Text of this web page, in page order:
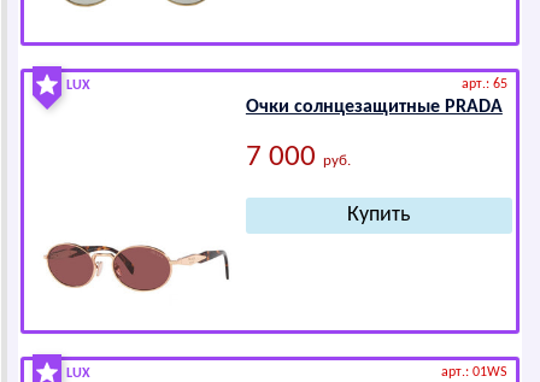
LUX арт.: 65
Очки солнцезащитные РRАDА
7 000 руб.
LUX арт.: 01WS